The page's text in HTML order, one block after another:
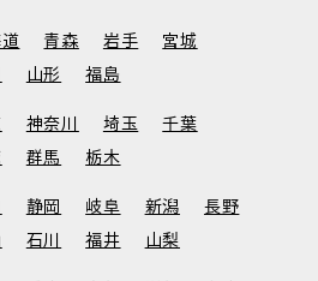
青森 岩手
宮城
山形 福島
神奈川 埼玉
千葉
群馬 栃木
静岡 岐阜 新潟
長野
石川 福井 山梨